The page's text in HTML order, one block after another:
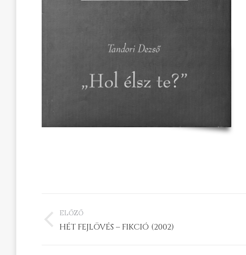
PROJECT
NAVIGATION
ELŐZŐ
Previous
HÉT FEJLÖVÉS – FIKCIÓ (2002)